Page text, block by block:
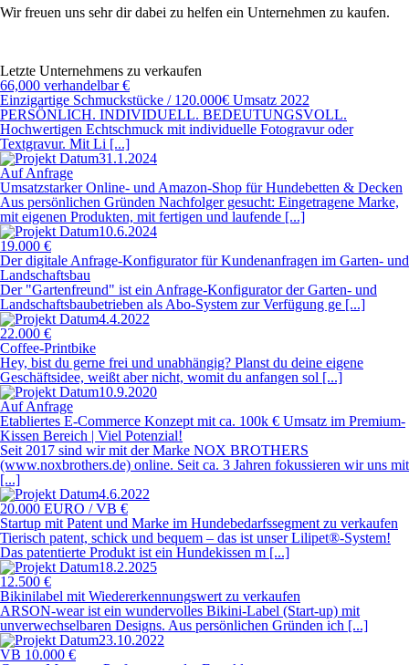
Wir freuen uns sehr dir dabei zu helfen ein Unternehmen zu kaufen.
Letzte Unternehmens zu verkaufen
66,000 verhandelbar €
Einzigartige Schmuckstücke / 120.000€ Umsatz 2022
PERSÖNLICH. INDIVIDUELL. BEDEUTUNGSVOLL.
Hochwertigen Echtschmuck mit individuelle Fotogravur oder
Textgravur. Mit Li [...]
31.1.2024
Auf Anfrage
Umsatzstarker Online- und Amazon-Shop für Hundebetten & Decken
Aus persönlichen Gründen Nachfolger gesucht: Eingetragene Marke,
mit eigenen Produkten, mit fertigen und laufende [...]
10.6.2024
19.000 €
Der digitale Anfrage-Konfigurator für Kundenanfragen im Garten- und
Landschaftsbau
Der "Gartenfreund" ist ein Anfrage-Konfigurator der Garten- und
Landschaftsbaubetrieben als Abo-System zur Verfügung ge [...]
4.4.2022
22.000 €
Coffee-Printbike
Hey, bist du gerne frei und unabhängig? Planst du deine eigene
Geschäftsidee, weißt aber nicht, womit du anfangen sol [...]
10.9.2020
Auf Anfrage
Etabliertes E-Commerce Konzept mit ca. 100k € Umsatz im Premium-
Kissen Bereich | Viel Potenzial!
Seit 2017 sind wir mit der Marke NOX BROTHERS
(www.noxbrothers.de) online. Seit ca. 3 Jahren fokussieren wir uns mit
[...]
4.6.2022
20.000 EURO / VB €
Startup mit Patent und Marke im Hundebedarfssegment zu verkaufen
Tierisch patent, schick und bequem – das ist unser Lilipet®-System!
Das patentierte Produkt ist ein Hundekissen m [...]
18.2.2025
12.500 €
Bikinilabel mit Wiedererkennungswert zu verkaufen
ARSON-wear ist ein wundervolles Bikini-Label (Start-up) mit
unverwechselbaren Designs. Aus persönlichen Gründen ich [...]
23.10.2022
VB 10.000 €